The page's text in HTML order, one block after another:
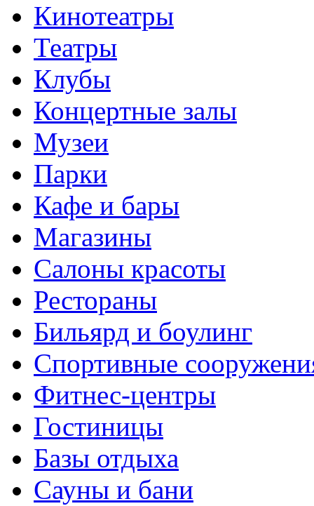
Кинотеатры
Театры
Клубы
Концертные залы
Музеи
Парки
Кафе и бары
Магазины
Салоны красоты
Рестораны
Бильярд и боулинг
Спортивные
Фитнес-центры
Гостиницы
Базы отдыха
Сауны и бани